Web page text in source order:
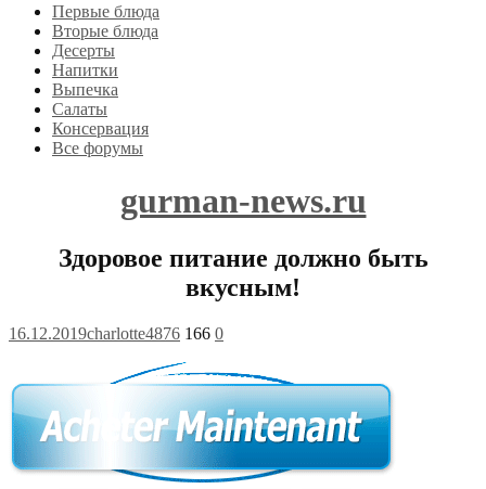
Первые блюда
Вторые блюда
Десерты
Напитки
Выпечка
Салаты
Консервация
Все форумы
gurman-news.ru
Здоровое питание должно быть
вкусным!
16.12.2019charlotte4876 166 0